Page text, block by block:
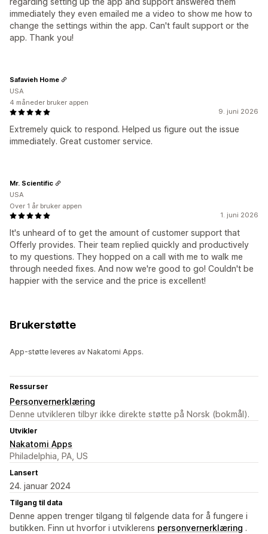
immediately they even emailed me a video to show me how to
change the settings within the app. Can't fault support or the
app. Thank you!
9. juni 2026
Extremely quick to respond. Helped us figure out the issue
immediately. Great customer service.
Safavieh Home
USA
4 måneder bruker appen
1. juni 2026
It's unheard of to get the amount of customer support that
Offerly provides. Their team replied quickly and productively
to my questions. They hopped on a call with me to walk me
through needed fixes. And now we're good to go! Couldn't be
happier with the service and the price is excellent!
Mr. Scientific
USA
Over 1 år bruker appen
Brukerstøtte
App-støtte leveres av Nakatomi Apps.
Ressurser
Personvernerklæring
Denne utvikleren tilbyr ikke direkte støtte på Norsk (bokmål).
Utvikler
Nakatomi Apps
Philadelphia, PA, US
Lansert
24. januar 2024
Tilgang til data
Denne appen trenger tilgang til følgende data for å fungere i
butikken. Finn ut hvorfor i utviklerens personvernerklæring .